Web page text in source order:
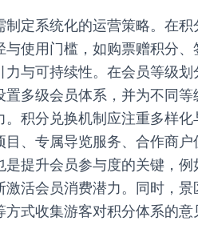
定系统化的运营策略。在
使用门槛，如购票赠积分
与可持续性。在会员等级
多级会员体系，并为不同
积分兑换机制应注重多样
、专属导览服务、合作商
提升会员参与度的关键，
活会员消费潜力。同时，
式收集游客对积分体系的